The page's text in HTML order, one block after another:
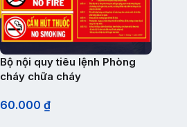
Bộ nội quy tiêu lệnh Phòng
cháy chữa cháy
60.000 ₫